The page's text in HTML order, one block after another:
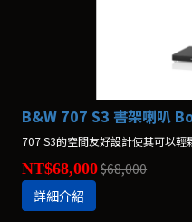
B&W 707 S3 書架喇叭
NT$68,000$68,000
詳細介紹